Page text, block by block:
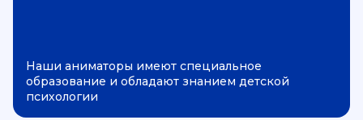
Наши аниматоры имеют специальное
образование и обладают знанием детской
психологии